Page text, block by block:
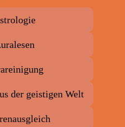
der geistigen Welt